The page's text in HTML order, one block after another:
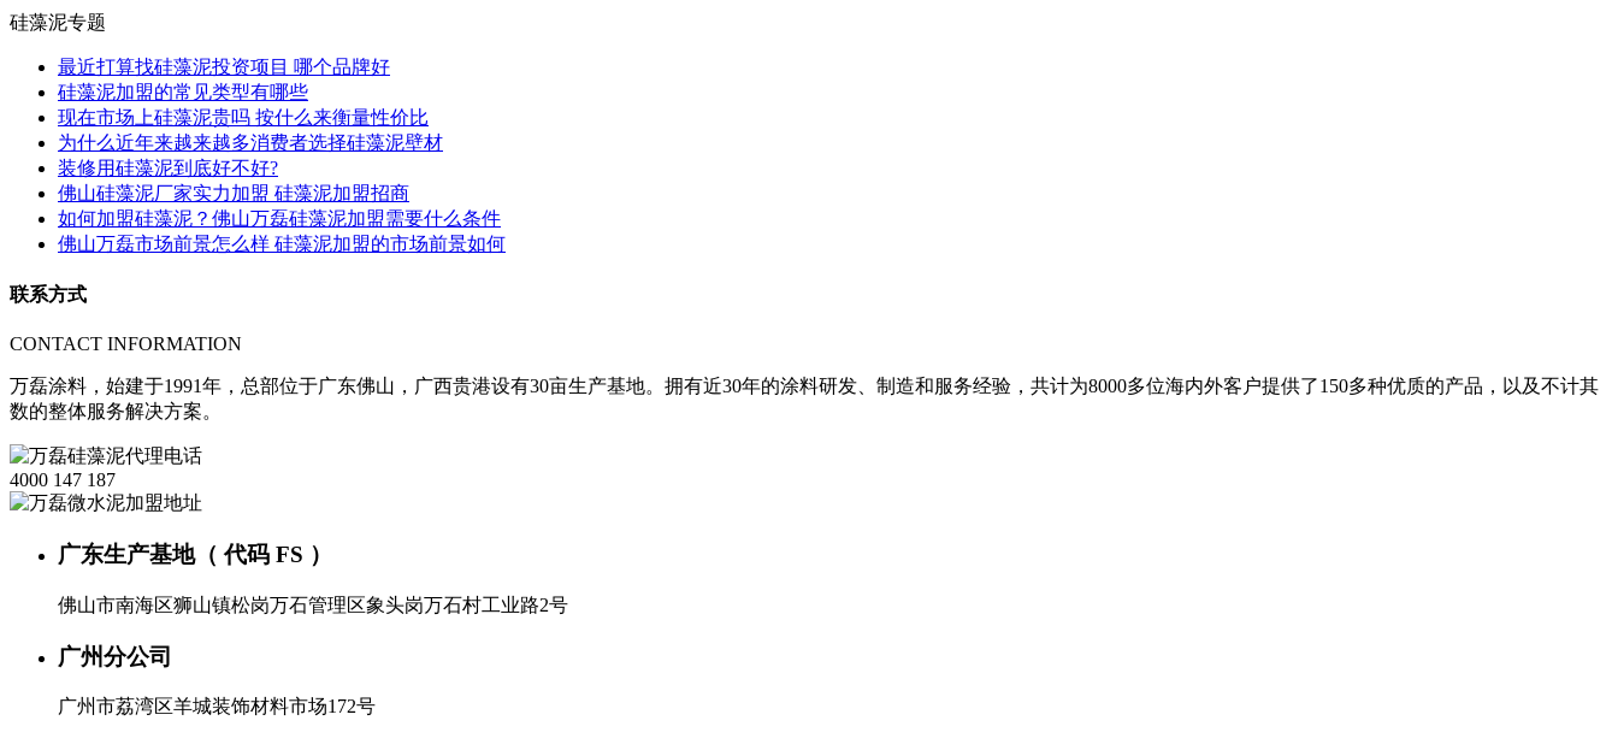
硅藻泥专题
最近打算找硅藻泥投资项目 哪个品牌好
硅藻泥加盟的常见类型有哪些
现在市场上硅藻泥贵吗 按什么来衡量性价比
为什么近年来越来越多消费者选择硅藻泥壁材
装修用硅藻泥到底好不好?
佛山硅藻泥厂家实力加盟 硅藻泥加盟招商
如何加盟硅藻泥？佛山万磊硅藻泥加盟需要什么条件
佛山万磊市场前景怎么样 硅藻泥加盟的市场前景如何
联系方式
CONTACT INFORMATION
万磊涂料，始建于1991年，总部位于广东佛山，广西贵港设有30亩生产基地。拥有近30年的涂料研发、制造和服务经验，共计为8000多位海内外客户提供了150多种优质的产品，以及不计其
数的整体服务解决方案。
4000 147 187
广东生产基地（ 代码 FS ）
佛山市南海区狮山镇松岗万石管理区象头岗万石村工业路2号
广州分公司
广州市荔湾区羊城装饰材料市场172号